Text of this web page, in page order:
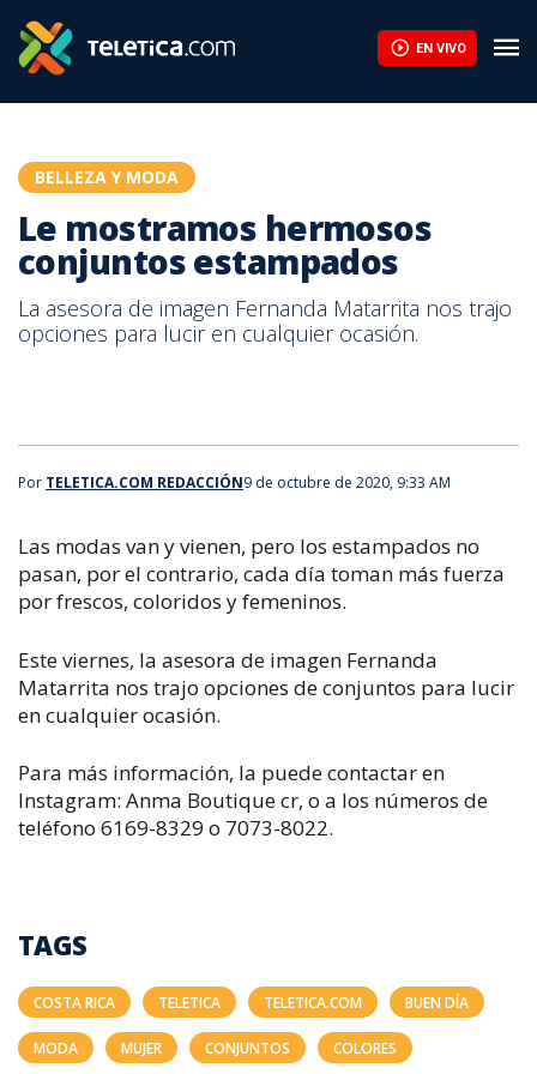
EN VIVO
BELLEZA Y MODA
Le mostramos hermosos
conjuntos estampados
La asesora de imagen Fernanda Matarrita nos trajo
opciones para lucir en cualquier ocasión.
Por TELETICA.COM REDACCIÓN9 de octubre de 2020, 9:33 AM
Las modas van y vienen, pero los estampados no
pasan, por el contrario, cada día toman más fuerza
por frescos, coloridos y femeninos.
Este viernes, la asesora de imagen Fernanda
Matarrita nos trajo opciones de conjuntos para lucir
en cualquier ocasión.
Para más información, la puede contactar en
Instagram: Anma Boutique cr, o a los números de
teléfono 6169-8329 o 7073-8022.
TAGS
COSTA RICA TELETICA TELETICA.COM BUEN DÍA
MODA MUJER CONJUNTOS COLORES